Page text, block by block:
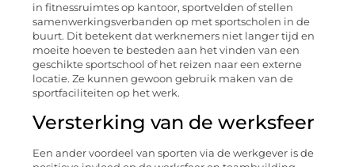
in fitnessruimtes op kantoor, sportvelden of stellen
samenwerkingsverbanden op met sportscholen in de
buurt. Dit betekent dat werknemers niet langer tijd en
moeite hoeven te besteden aan het vinden van een
geschikte sportschool of het reizen naar een externe
locatie. Ze kunnen gewoon gebruik maken van de
sportfaciliteiten op het werk.
Versterking van de werksfeer
Een ander voordeel van sporten via de werkgever is de